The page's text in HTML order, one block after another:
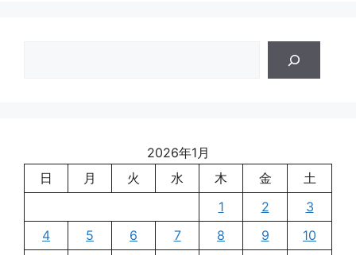
2026年1月
日
月 火 水 木 金
土
1
2
3
4
5 6 7 8 9
10